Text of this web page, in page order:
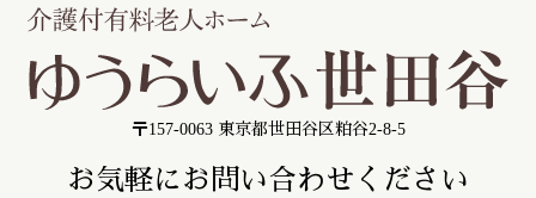
〒157-0063 東京都世田谷区粕谷2-8-5
お気軽にお問い合わせください